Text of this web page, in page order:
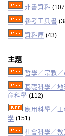
非書資料
參考工具書
資料庫 (43)
主題
哲學／宗教／
基礎科學／地
命科學 (112)
應用科學／工
學 (151)
社會科學／教